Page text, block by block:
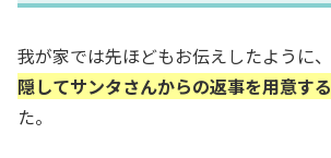
我が家では先ほどもお伝えしたように、
隠してサンタさんからの返事を用意する
た。